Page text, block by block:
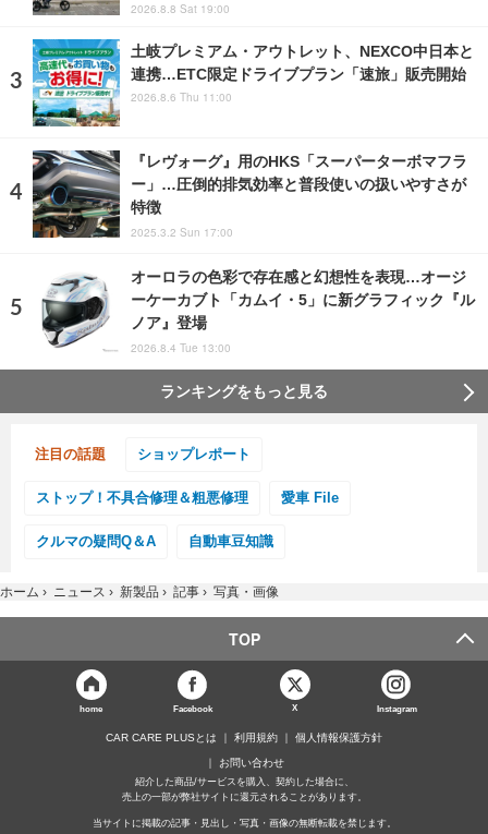
2026.8.8 Sat 19:00
土岐プレミアム・アウトレット、NEXCO中日本と
連携…ETC限定ドライブプラン「速旅」販売開始
2026.8.6 Thu 11:00
『レヴォーグ』用のHKS「スーパーターボマフラ
ー」…圧倒的排気効率と普段使いの扱いやすさが
特徴
2025.3.2 Sun 17:00
オーロラの色彩で存在感と幻想性を表現…オージ
ーケーカブト「カムイ・5」に新グラフィック『ル
ノア』登場
2026.8.4 Tue 13:00
ランキングをもっと見る
注目の話題 ショップレポート
ストップ！不具合修理＆粗悪修理 愛車 File
クルマの疑問Q＆A 自動車豆知識
ホーム › ニュース › 新製品 › 記事 › 写真・画像
TOP
home Facebook X Instagram
CAR CARE PLUSとは 利用規約 個人情報保護方針
お問い合わせ
紹介した商品/サービスを購入、契約した場合に、
売上の一部が弊社サイトに還元されることがあります。
当サイトに掲載の記事・見出し・写真・画像の無断転載を禁じます。